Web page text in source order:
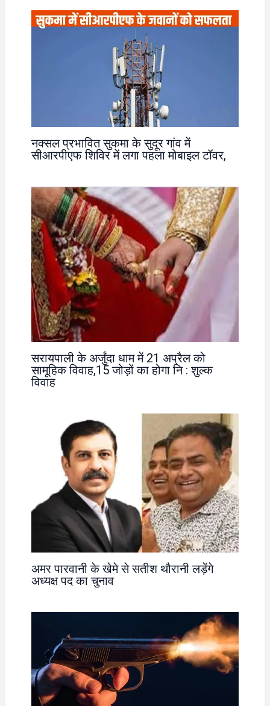
नक्सल प्रभावित सुकमा के सुदूर गांव में
सीआरपीएफ शिविर में लगा पहला मोबाइल टॉवर,
सरायपाली के अर्जुंदा धाम में 21 अप्रैल को
सामूहिक विवाह,15 जोड़ों का होगा नि : शुल्क
विवाह
अमर पारवानी के खेमे से सतीश थौरानी लड़ेंगे
अध्यक्ष पद का चुनाव